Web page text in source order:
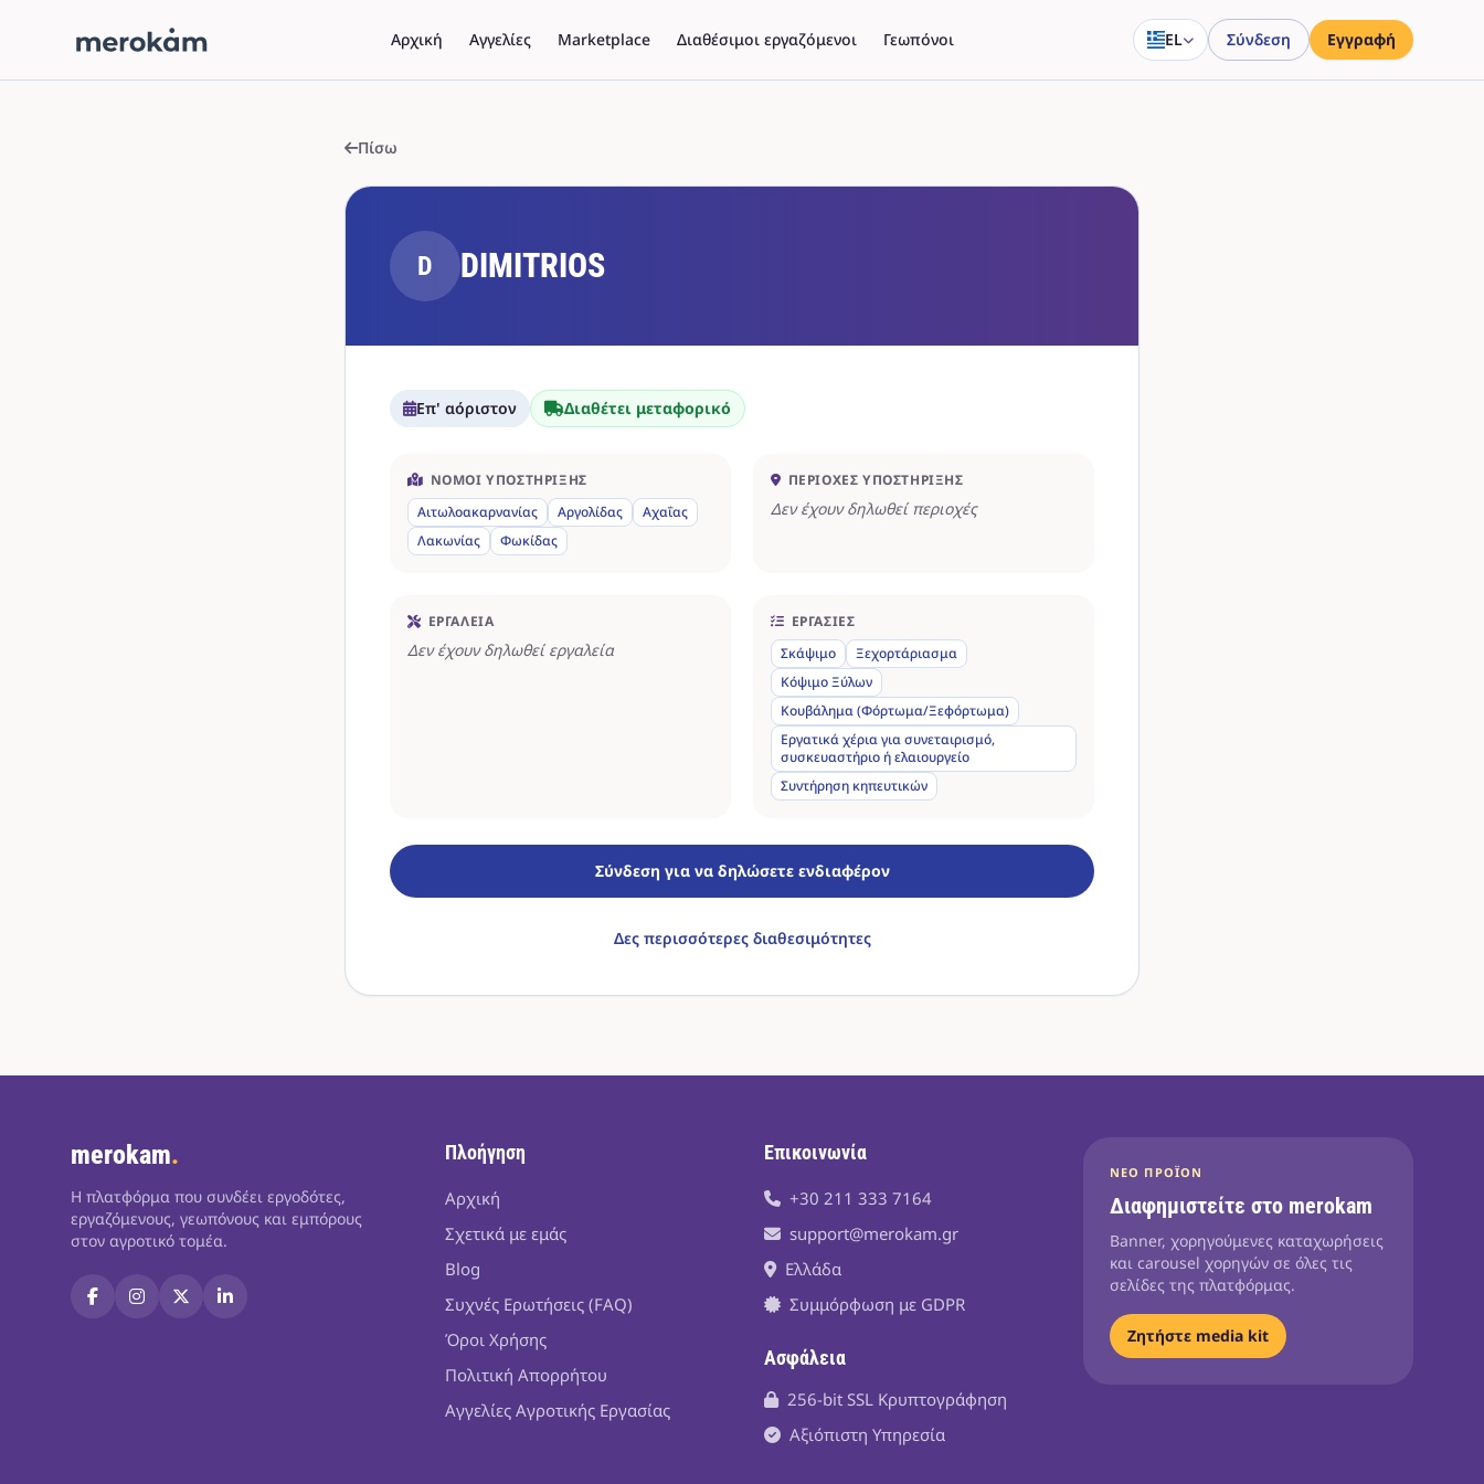
Αρχική Αγγελίες Marketplace Διαθέσιμοι εργαζόμενοι Γεωπόνοι EL Σύνδεση Εγγραφή
Πίσω
D DIMITRIOS
Επ' αόριστον Διαθέτει μεταφορικό
ΝΟΜΟΊ ΥΠΟΣΤΉΡΙΞΗΣ
Αιτωλοακαρνανίας
Αργολίδας
Αχαΐας
Λακωνίας
Φωκίδας
ΠΕΡΙΟΧΈΣ ΥΠΟΣΤΉΡΙΞΗΣ
Δεν έχουν δηλωθεί περιοχές
ΕΡΓΑΛΕΊΑ
Δεν έχουν δηλωθεί εργαλεία
ΕΡΓΑΣΊΕΣ
Σκάψιμο
Ξεχορτάριασμα
Κόψιμο Ξύλων
Κουβάλημα (Φόρτωμα/Ξεφόρτωμα)
Εργατικά χέρια για συνεταιρισμό,
συσκευαστήριο ή ελαιουργείο
Συντήρηση κηπευτικών
Σύνδεση για να δηλώσετε ενδιαφέρον
Δες περισσότερες διαθεσιμότητες
merokam.
Η πλατφόρμα που συνδέει εργοδότες,
εργαζόμενους, γεωπόνους και εμπόρους
στον αγροτικό τομέα.
Πλοήγηση
Αρχική
Σχετικά με εμάς
Blog
Συχνές Ερωτήσεις (FAQ)
Όροι Χρήσης
Πολιτική Απορρήτου
Αγγελίες Αγροτικής Εργασίας
Επικοινωνία
+30 211 333 7164
support@merokam.gr
Ελλάδα
Συμμόρφωση με GDPR
Ασφάλεια
256-bit SSL Κρυπτογράφηση
Αξιόπιστη Υπηρεσία
ΝΈΟ ΠΡΟΪΌΝ
Διαφημιστείτε στο merokam
Banner, χορηγούμενες καταχωρήσεις
και carousel χορηγών σε όλες τις
σελίδες της πλατφόρμας.
Ζητήστε media kit